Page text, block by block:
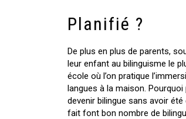
Planifié ?
De plus en plus de parents,
leur enfant au bilinguisme le
école où l’on pratique
langues à la maison.
devenir bilingue sans avoir
fait font bon nombre de